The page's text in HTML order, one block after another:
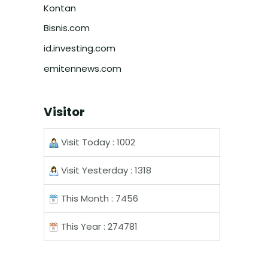
Kontan
Bisnis.com
id.investing.com
emitennews.com
Visitor
Visit Today : 1002
Visit Yesterday : 1318
This Month : 7456
This Year : 274781